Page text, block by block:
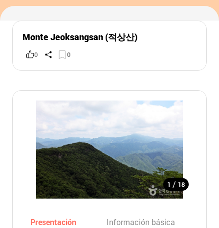
Monte Jeoksangsan (적상산)
0 0
1 / 18
Presentación Información básica